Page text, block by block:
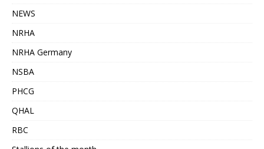
NEWS
NRHA
NRHA Germany
NSBA
PHCG
QHAL
RBC